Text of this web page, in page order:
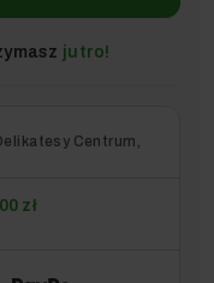
jutro!
Centrum,
zł